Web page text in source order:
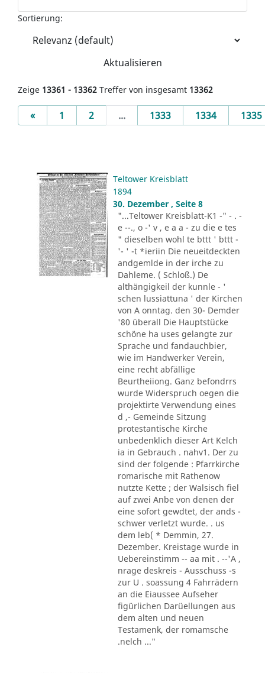
Sortierung:
Aktualisieren
Zeige 13361 - 13362 Treffer von insgesamt 13362
«Previous
1 2 ... 1333 1334 1335
Teltower Kreisblatt
1894
30. Dezember , Seite 8
"...Teltower Kreisblatt-K1 -" - . -
e --., o -' v , e a a - zu die e tes
" dieselben wohl te bttt ' bttt -
'- ' -t *ieriin Die neueitdeckten
andgemlde in der irche zu
Dahleme. ( Schloß.) De
althängigkeil der kunnle - '
schen lussiattuna ' der Kirchen
von A onntag. den 30- Demder
'80 überall Die Hauptstücke
schöne ha uses gelangte zur
Sprache und fandauchbier,
wie im Handwerker Verein,
eine recht abfällige
Beurtheiiong. Ganz befondrrs
wurde Widerspruch oegen die
projektirte Verwendung eines
d ,- Gemeinde Sitzung
protestantische Kirche
unbedenklich dieser Art Kelch
ia in Gebrauch . nahv1. Der zu
sind der folgende : Pfarrkirche
romarische mit Rathenow
nutzte Kette ; der Walsisch fiel
auf zwei Anbe von denen der
eine sofort gewdtet, der ands -
schwer verletzt wurde. . us
dem leb( * Demmin, 27.
Dezember. Kreistage wurde in
Uebereinstimm -- aa mit . --'A ,
nrage deskreis - Ausschuss -s
zur U . soassung 4 Fahrrädern
an die Eiaussee Aufseher
figürlichen Darüellungen aus
dem alten und neuen
Testamenk, der romamsche
.nelch ..."